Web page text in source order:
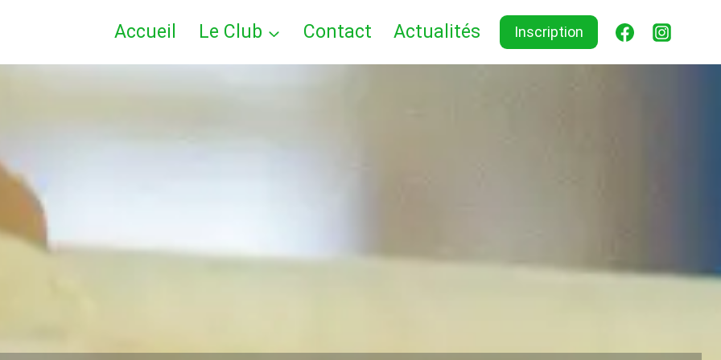
Accueil Le Club Contact Actualités Inscription